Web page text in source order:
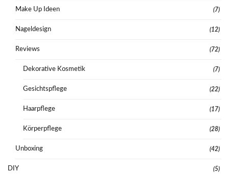
Make Up Ideen (7)
Nageldesign (12)
Reviews (72)
Dekorative Kosmetik (7)
Gesichtspflege (22)
Haarpflege (17)
Körperpflege (28)
Unboxing (42)
DIY (5)